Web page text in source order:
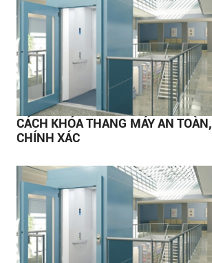
CÁCH KHÓA THANG MÁY AN TOÀN,
CHÍNH XÁC